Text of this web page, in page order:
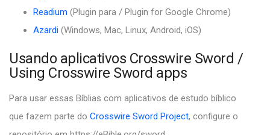
Readium (Plugin para / Plugin for Google Chrome)
Azardi (Windows, Mac, Linux, Android, iOS)
Usando aplicativos Crosswire Sword /
Using Crosswire Sword apps
Para usar essas Bíblias com aplicativos de estudo bíblico
que fazem parte do Crosswire Sword Project, configure o